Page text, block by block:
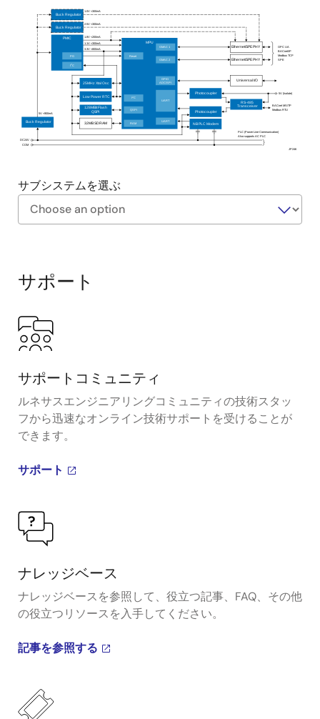
通信を備えたRS-485トランシーバ。
ナローバンドPLC(NB-PLC)モデムは、BAシステム
でのPLC通信をサポートします。
MPUにはTSN準拠の3ポートギガビットイーサネット
スイッチが組み込まれており、Time-Sensitive
Networking(TSN)互換デバイスをサポートして、リ
アルタイムのデータ伝送とネットワーク効率を実現
できます。
速な接続が可能
interactive
block
diagram
JP246
Buck Regulator
25MHz Xtal Osc
Low Power RTC
128MBit Flash
QSPI
32MB SDRAM
Photocoupler
Photocoupler
NB PLC Modem
Ethernet/SPE PHY
Ethernet/SPE PHY
Universal I/O
1.0V <300mA
2.5V <300mA
1.8V <200mA
1.1V <300mA
3.3V <800mA
RS-485
Transceiver
OPC UA
BACnet/IP
Modbus TCP
SPE
5V (Isolate)
BACnet MS/TP
Modbus RTU
PLC (Power Line Communication)
Also supports AC PLC
DC24V
COM
5V <900mA
PMIC
PG
I2C
Buck Regulator
Buck Regulator
MPU
I2C
Reset
RAM
QSPI
GMAC 1
GMAC 2
GPIO
ADC/SPI
UART
UART
サブシステムを選ぶ
Diagram
サポート
サポートコミュニティ
ルネサスエンジニアリングコミュニティの技術スタッ
フから迅速なオンライン技術サポートを受けることが
できます。
サポート
ナレッジベース
ナレッジベースを参照して、役立つ記事、FAQ、その他
の役立つリソースを入手してください。
記事を参照する